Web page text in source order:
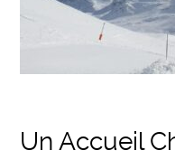
Un Accueil